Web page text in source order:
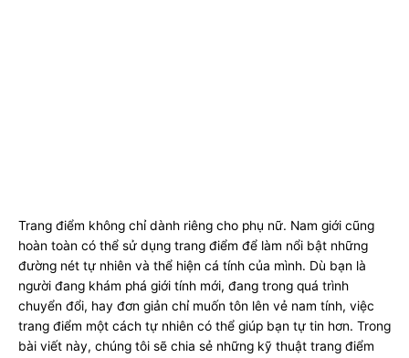
Trang điểm không chỉ dành riêng cho phụ nữ. Nam giới cũng
hoàn toàn có thể sử dụng trang điểm để làm nổi bật những
đường nét tự nhiên và thể hiện cá tính của mình. Dù bạn là
người đang khám phá giới tính mới, đang trong quá trình
chuyển đổi, hay đơn giản chỉ muốn tôn lên vẻ nam tính, việc
trang điểm một cách tự nhiên có thể giúp bạn tự tin hơn. Trong
bài viết này, chúng tôi sẽ chia sẻ những kỹ thuật trang điểm